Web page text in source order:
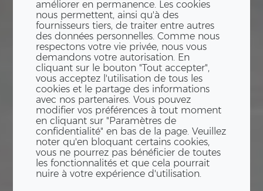
améliorer en permanence. Les cookies
nous permettent, ainsi qu'à des
fournisseurs tiers, de traiter entre autres
des données personnelles. Comme nous
respectons votre vie privée, nous vous
demandons votre autorisation. En
cliquant sur le bouton "Tout accepter",
vous acceptez l'utilisation de tous les
cookies et le partage des informations
avec nos partenaires. Vous pouvez
modifier vos préférences à tout moment
en cliquant sur "Paramètres de
confidentialité" en bas de la page. Veuillez
noter qu'en bloquant certains cookies,
vous ne pourrez pas bénéficier de toutes
les fonctionnalités et que cela pourrait
nuire à votre expérience d'utilisation.